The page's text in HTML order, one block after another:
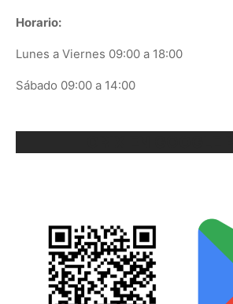
Horario:
Lunes a Viernes 09:00 a 18:00
Sábado 09:00 a 14:00